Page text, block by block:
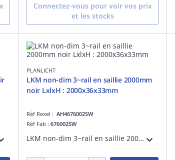
Connectez-vous pour voir vos prix
et les stocks
PLANLICHT
LKM non-dim 3~rail en saillie 2000mm
noir LxlxH : 2000x36x33mm
Réf Rexel : AH4676002SW
Réf Fab : 676002SW
LKM non-dim 3~rail en saillie 2000mmnoir LxlxH : 2000x36x33mm